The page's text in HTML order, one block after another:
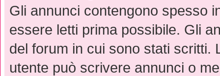
Gli annunci contengono spesso
essere letti prima possibile. Gli
del forum in cui sono stati scritti.
utente può scrivere annunci o